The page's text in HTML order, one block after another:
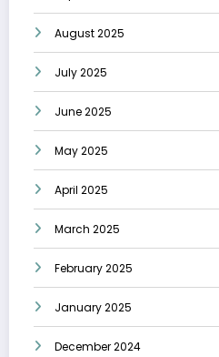
August 2025
July 2025
June 2025
May 2025
April 2025
March 2025
February 2025
January 2025
December 2024